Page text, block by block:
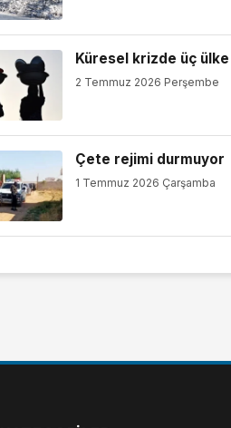
Küresel krizde üç ülke
2 Temmuz 2026 Perşembe
Çete rejimi durmuyor
1 Temmuz 2026 Çarşamba